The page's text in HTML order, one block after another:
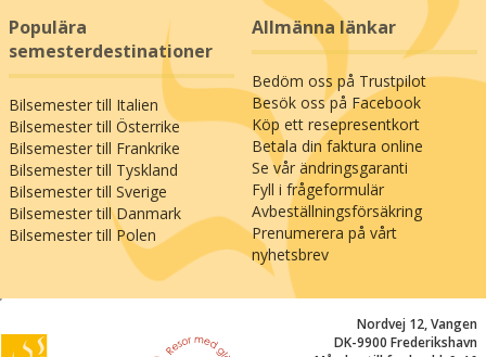
Populära
semesterdestinationer
Bilsemester till Italien
Bilsemester till Österrike
Bilsemester till Frankrike
Bilsemester till Tyskland
Bilsemester till Sverige
Bilsemester till Danmark
Bilsemester till Polen
Allmänna länkar
Bedöm oss på Trustpilot
Besök oss på Facebook
Köp ett resepresentkort
Betala din faktura online
Se vår ändringsgaranti
Fyll i frågeformulär
Avbeställningsförsäkring
Prenumerera på vårt
nyhetsbrev
Nordvej 12, Vangen
DK-9900 Frederikshavn